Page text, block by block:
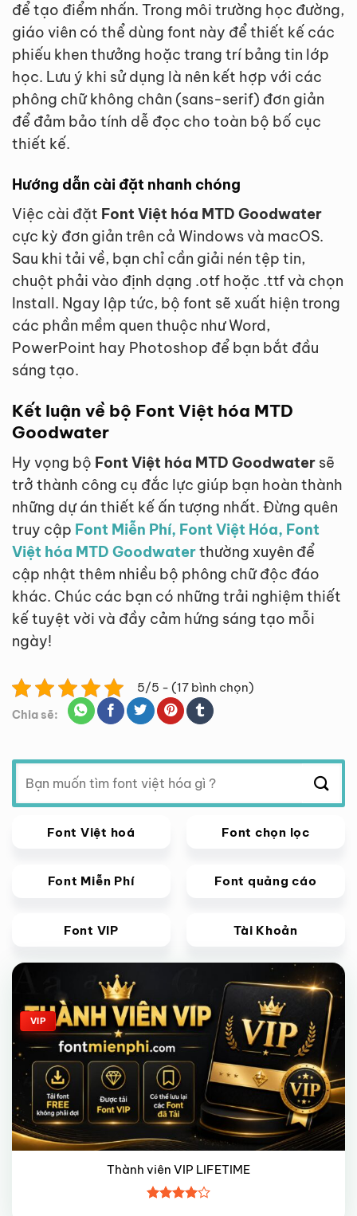
để tạo điểm nhấn. Trong môi trường học đường,
giáo viên có thể dùng font này để thiết kế các
phiếu khen thưởng hoặc trang trí bảng tin lớp
học. Lưu ý khi sử dụng là nên kết hợp với các
phông chữ không chân (sans-serif) đơn giản
để đảm bảo tính dễ đọc cho toàn bộ bố cục
thiết kế.
Hướng dẫn cài đặt nhanh chóng
Việc cài đặt Font Việt hóa MTD Goodwater
cực kỳ đơn giản trên cả Windows và macOS.
Sau khi tải về, bạn chỉ cần giải nén tệp tin,
chuột phải vào định dạng .otf hoặc .ttf và chọn
Install. Ngay lập tức, bộ font sẽ xuất hiện trong
các phần mềm quen thuộc như Word,
PowerPoint hay Photoshop để bạn bắt đầu
sáng tạo.
Kết luận về bộ Font Việt hóa MTD
Goodwater
Hy vọng bộ Font Việt hóa MTD Goodwater sẽ
trở thành công cụ đắc lực giúp bạn hoàn thành
những dự án thiết kế ấn tượng nhất. Đừng quên
truy cập Font Miễn Phí, Font Việt Hóa, Font
Việt hóa MTD Goodwaterthường xuyên để
cập nhật thêm nhiều bộ phông chữ độc đáo
khác. Chúc các bạn có những trải nghiệm thiết
kế tuyệt vời và đầy cảm hứng sáng tạo mỗi
ngày!
5/5 - (17 bình chọn)
Chia sẽ:
Tìm
kiếm:
Font Việt hoá Font chọn lọc
Font Miễn Phí Font quảng cáo
Font VIP Tài Khoản
Giảm giá!
VIP
Thành viên VIP LIFETIME